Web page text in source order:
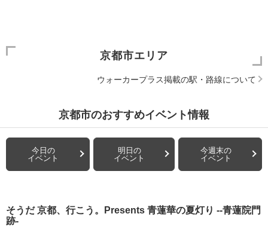
京都市エリア
ウォーカープラス掲載の駅・路線について
京都市のおすすめイベント情報
今日の
イベント
明日の
イベント
今週末の
イベント
そうだ 京都、行こう。Presents 青蓮華の夏灯り --青蓮院門
跡-